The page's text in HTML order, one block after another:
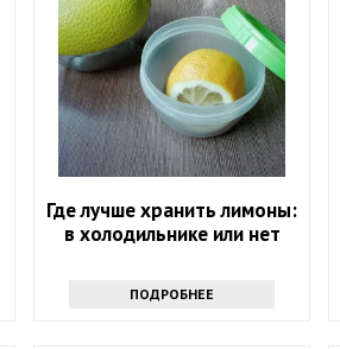
Где лучше хранить лимоны:
в холодильнике или нет
ПОДРОБНЕЕ